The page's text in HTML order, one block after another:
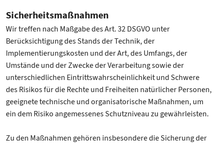
Sicherheitsmaßnahmen
Wir treffen nach Maßgabe des Art. 32 DSGVO unter
Berücksichtigung des Stands der Technik, der
Implementierungskosten und der Art, des Umfangs, der
Umstände und der Zwecke der Verarbeitung sowie der
unterschiedlichen Eintrittswahrscheinlichkeit und Schwere
des Risikos für die Rechte und Freiheiten natürlicher Personen,
geeignete technische und organisatorische Maßnahmen, um
ein dem Risiko angemessenes Schutzniveau zu gewährleisten.
Zu den Maßnahmen gehören insbesondere die Sicherung der